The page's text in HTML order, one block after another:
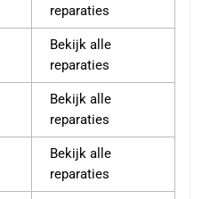
reparaties
Bekijk alle
reparaties
Bekijk alle
reparaties
Bekijk alle
reparaties